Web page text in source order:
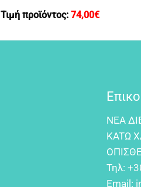
Τιμή προϊόντος: 74,00€
NEA
KATΩ
Τηλ:
Email: